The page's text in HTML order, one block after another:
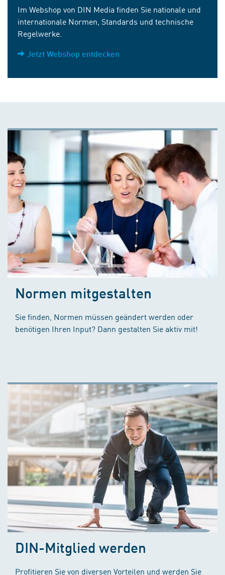
Im Webshop von DIN Media finden Sie nationale und
internationale Normen, Standards und technische
Regelwerke.
Jetzt Webshop entdecken
Normen mitgestalten
Sie finden, Normen müssen geändert werden oder
benötigen Ihren Input? Dann gestalten Sie aktiv mit!
DIN-Mitglied werden
Profitieren Sie von diversen Vorteilen und werden Sie